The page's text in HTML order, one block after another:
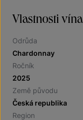
Vlastnosti vína
Odrůda
Chardonnay
Ročník
2025
Země původu
Česká republika
Region